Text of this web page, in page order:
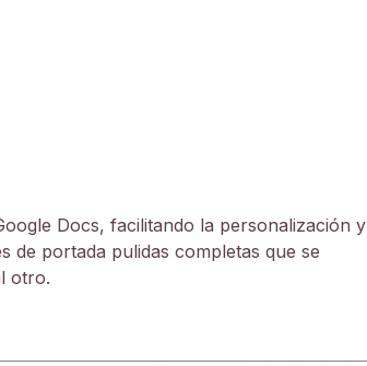
Docs, facilitando la personalización y
de portada pulidas completas que se
otro.